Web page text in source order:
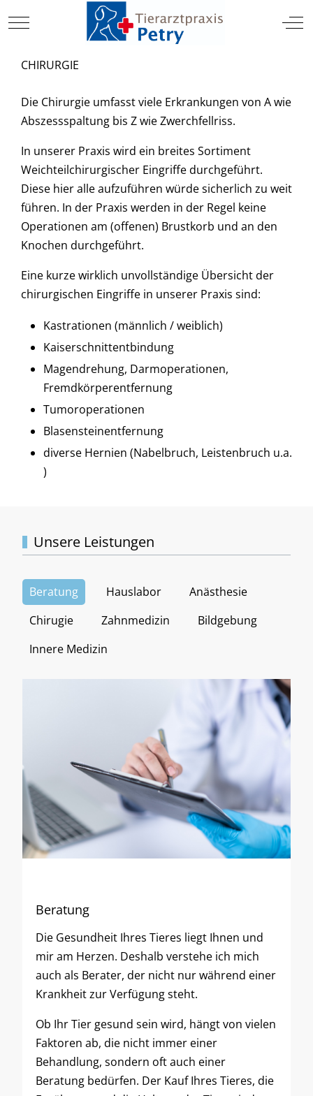
Mobile Menu Toggle
CHIRURGIE
Die Chirurgie umfasst viele Erkrankungen von A wie
Abszessspaltung bis Z wie Zwerchfellriss.
In unserer Praxis wird ein breites Sortiment
Weichteilchirurgischer Eingriffe durchgeführt.
Diese hier alle aufzuführen würde sicherlich zu weit
führen. In der Praxis werden in der Regel keine
Operationen am (offenen) Brustkorb und an den
Knochen durchgeführt.
Eine kurze wirklich unvollständige Übersicht der
chirurgischen Eingriffe in unserer Praxis sind:
Kastrationen (männlich / weiblich)
Kaiserschnittentbindung
Magendrehung, Darmoperationen,
Fremdkörperentfernung
Tumoroperationen
Blasensteinentfernung
diverse Hernien (Nabelbruch, Leistenbruch u.a.
)
Unsere Leistungen
Beratung Hauslabor
Anästhesie
Chirugie
Zahnmedizin
Bildgebung
Innere Medizin
Beratung
Die Gesundheit Ihres Tieres liegt Ihnen und
mir am Herzen. Deshalb verstehe ich mich
auch als Berater, der nicht nur während einer
Krankheit zur Verfügung steht.
Ob Ihr Tier gesund sein wird, hängt von vielen
Faktoren ab, die nicht immer einer
Behandlung, sondern oft auch einer
Beratung bedürfen. Der Kauf Ihres Tieres, die